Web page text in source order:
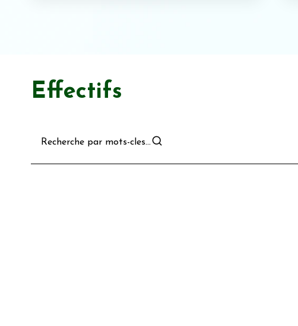
Effectifs